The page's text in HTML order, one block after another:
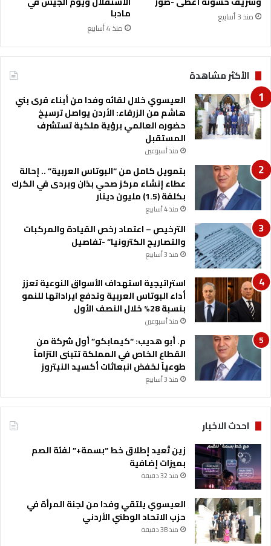
م منذ 3 أسابيع مادبا
منذ 4 أسابيع
الأكثر مشاهدة
العيسوي خلال لقائه وفدا من أبناء قرى بني
هاشم من الزرقاء: الأردن يواصل ترسيخ
حضوره العالمي برؤية ملكية تستشرف
المستقبل
منذ أسبوعين
بتمويل كامل من “البوتاس العربية” .. إحالة
عطاء إنشاء مركز صحي بذان وبردى في الكرك
بكلفة (1.5) مليون دينار
منذ 4 أسابيع
الترخيص – اعتماد رخص القيادة والمركبات
والتصاريح الكترونيا” -تفاصيل
منذ 3 أسابيع
استراتيجية استهداف الأسواق النوعية تعزز
أداء البوتاس العربية وتدفع ايراداتها للنمو
بنسبة 28% خلال النصف الأول
منذ أسبوعين
م. أبو هديب: “كيمابكو” أول شركة من
القطاع الخاص في المملكة تتبنى التزاماً
طوعياً لخفض انبعاثات أكسيد النيتروز
منذ 3 أسابيع
احدث الاخبار
زين تُعيد إطلاق خط “بسمة+” لفئة الصم
بميزات إضافية
منذ 32 دقيقة
العيسوي يلتقي وفدا من لجنة المرأة في
حزب الاتحاد الوطني الأردني
منذ 38 دقيقة